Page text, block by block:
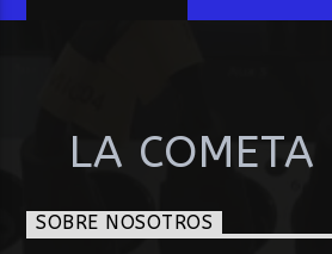
LA COMETA
SOBRE NOSOTROS